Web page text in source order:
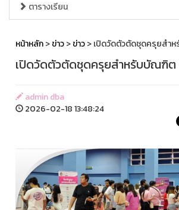
ตารางเรียน
หน้าหลัก>ข่าว>ข่าว> เปิดวัดตัวตัดชุดครุยสำ
เปิดวัดตัวตัดชุดครุยสำหรับบัณฑิต
admin dba
2026-02-18 13:48:24